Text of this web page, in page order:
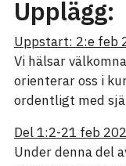
Upplägg:
Uppstart: 2:e feb
Vi hälsar
orienterar oss i
ordentligt med
Del 1:2-21 feb
Under denna del